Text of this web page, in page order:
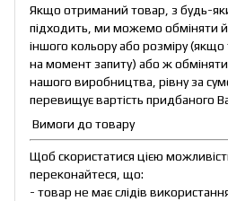
Якщо отриманий товар, з будь-
підходить, ми можемо обміняти
іншого кольору або розміру (якщо
на момент запиту) або ж
нашого виробництва, рівну за
перевищує вартість придбаного
Вимоги до товару
Щоб скористатися цією
переконайтеся, що:
- товар не має слідів